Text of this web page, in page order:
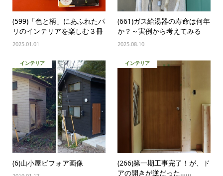
(599)「色と柄」にあふれたパ
リのインテリアを楽しむ３冊
2025.01.01
(661)ガス給湯器の寿命は何年
か？～実例から考えてみる
2025.08.10
インテリア
(6)山小屋ビフォア画像
インテリア
(266)第一期工事完了！が、ド
アの開きが逆だった……